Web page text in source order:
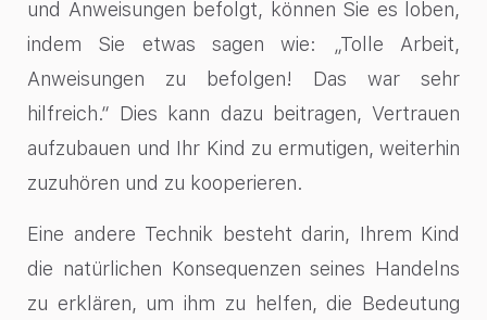
und Anweisungen befolgt, können Sie es loben,
indem Sie etwas sagen wie: „Tolle Arbeit,
Anweisungen zu befolgen! Das war sehr
hilfreich.“ Dies kann dazu beitragen, Vertrauen
aufzubauen und Ihr Kind zu ermutigen, weiterhin
zuzuhören und zu kooperieren.
Eine andere Technik besteht darin, Ihrem Kind
die natürlichen Konsequenzen seines Handelns
zu erklären, um ihm zu helfen, die Bedeutung